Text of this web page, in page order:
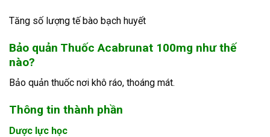
Tăng số lượng tế bào bạch huyết
Bảo quản Thuốc Acabrunat 100mg như thế
nào?
Bảo quản thuốc nơi khô ráo, thoáng mát.
Thông tin thành phần
Dược lực học